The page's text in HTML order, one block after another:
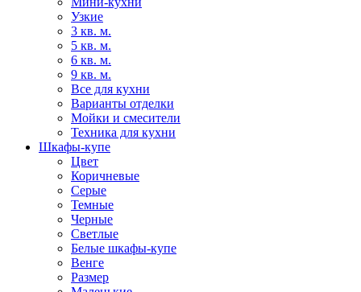
Узкие
3 кв. м.
5 кв. м.
6 кв. м.
9 кв. м.
Все для кухни
Варианты отделки
Мойки и смесители
Техника для кухни
Шкафы-купе
Цвет
Коричневые
Серые
Темные
Черные
Светлые
Белые шкафы-купе
Венге
Размер